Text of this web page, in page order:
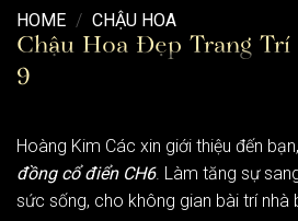
HOME / CHẬU HOA
Chậu Hoa Đẹp Trang
9
Hoàng Kim Các xin giới thiệu đến
đồng cổ điển CH6. Làm tăng sự
sức sống, cho không gian bài trí nhà